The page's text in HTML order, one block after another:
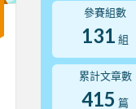
參賽組數
131 組
累計文章數
415 篇